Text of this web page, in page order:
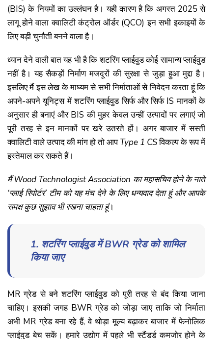
(BIS) के नियमों का उल्लंघन है। यही कारण है कि अगस्त 2025 से
लागू होने वाला क्वालिटी कंट्रोल ऑर्डर (QCO) इन सभी इकाइयों के
लिए बड़ी चुनौती बनने वाला है।
ध्यान देने वाली बात यह भी है कि शटरिंग प्लाईवुड कोई सामान्य प्लाईवुड
नहीं है। यह सैकड़ों निर्माण मजदूरों की सुरक्षा से जुड़ा हुआ मुद्दा है।
इसलिए मैं इस लेख के माध्यम से सभी निर्माताओं से निवेदन करता हूं कि
अपने-अपने यूनिट्स में शटरिंग प्लाईवुड सिर्फ और सिर्फ IS मानकों के
अनुसार ही बनाएं और BIS की मुहर केवल उन्हीं उत्पादों पर लगाएं जो
पूरी तरह से इन मानकों पर खरे उतरते हों। अगर बाजार में सस्ती
क्वालिटी वाले उत्पाद की मांग हो तो आपType 1 CSविकल्प के रूप में
इस्तेमाल कर सकते हैं।
मैं Wood Technologist Association का महासचिव होने के नाते
‘प्लाई रिपोर्टर’ टीम को यह मंच देने के लिए धन्यवाद देता हूं और आपके
समक्ष कुछ सुझाव भी रखना चाहता हूं।
1. शटरिंग प्लाईवुड में BWR ग्रेड को शामिल
किया जाए
MR ग्रेड से बने शटरिंग प्लाईवुड को पूरी तरह से बंद किया जाना
चाहिए। इसकी जगह BWR ग्रेड को जोड़ा जाए ताकि जो निर्माता
अभी MR ग्रेड बना रहे हैं, वे थोड़ा मूल्य बढ़ाकर बाजार में फेनोलिक
प्लाईवुड बेच सकें। हमारे उद्योग में पहले भी स्टैंडर्ड कमजोर होने के